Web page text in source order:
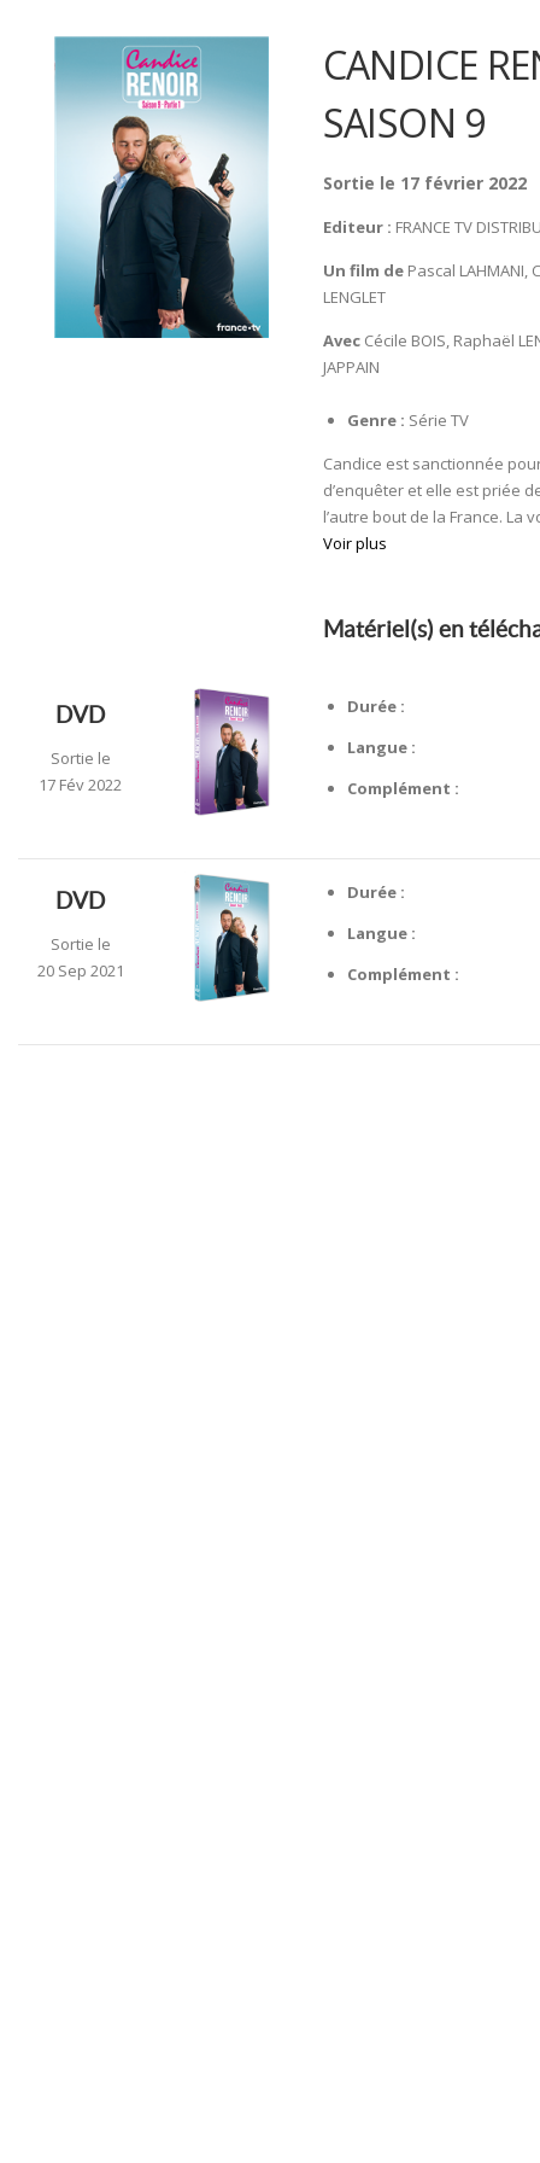
CANDICE
SAISON 9
Sortie le 17 février 2022
Editeur : FRANCE TV
Un film dePascal LAHMANI,
LENGLET
AvecCécile BOIS, Raphaël
JAPPAIN
Genre : Série TV
Candice est sanctionnée
d’enquêter et elle est priée
l’autre bout de la France. La
Voir plus
Matériel(s) en
DVD
Sortie le
17 Fév 2022
Durée :
Langue :
Complément :
DVD
Sortie le
20 Sep 2021
Durée :
Langue :
Complément :